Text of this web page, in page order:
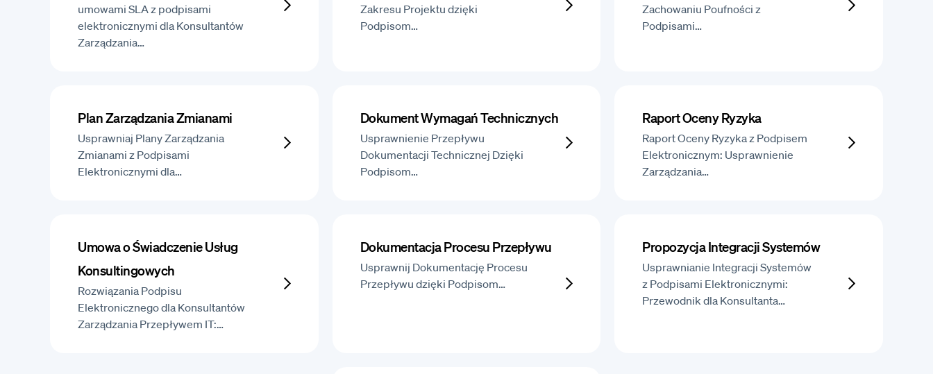
umowami SLA z podpisami
elektronicznymi dla Konsultantów
Zarządzania…
Zakresu Projektu dzięki
Podpisom…
Zachowaniu Poufności z
Podpisami…
Plan Zarządzania Zmianami
Usprawniaj Plany Zarządzania
Zmianami z Podpisami
Elektronicznymi dla…
Dokument Wymagań Technicznych
Usprawnienie Przepływu
Dokumentacji Technicznej Dzięki
Podpisom…
Raport Oceny Ryzyka
Raport Oceny Ryzyka z Podpisem
Elektronicznym: Usprawnienie
Zarządzania…
Umowa o Świadczenie Usług
Konsultingowych
Rozwiązania Podpisu
Elektronicznego dla Konsultantów
Zarządzania Przepływem IT:…
Dokumentacja Procesu Przepływu
Usprawnij Dokumentację Procesu
Przepływu dzięki Podpisom…
Propozycja Integracji Systemów
Usprawnianie Integracji Systemów
z Podpisami Elektronicznymi:
Przewodnik dla Konsultanta…